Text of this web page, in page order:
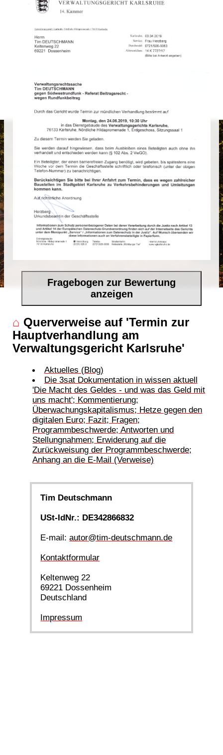
Fragebogen zur Bewertung
anzeigen
⌂ Querverweise auf 'Termin zur
Hauptverhandlung am
Verwaltungsgericht Karlsruhe'
Aktuelles (Blog)
Die 3sat Dokumentation in wissen aktuell
'Die Macht des Geldes - und was das Geld mit
uns macht'; Kommentierung;
Überwachungskapitalismus; Hetze gegen den
digitalen Euro; Fazit; Fragen;
Programmbeschwerde; Antworten und
Stellungnahmen; Erwiderung auf die
Zurückweisung der Programmbeschwerde;
Anhang an die E-Mail (Verweise)
Tim Deutschmann
USt-IdNr.: DE342866832
E-mail:autor@tim-deutschmann.de
Kontaktformular
Keltenweg 22
69221 Dossenheim
Deutschland
Impressum